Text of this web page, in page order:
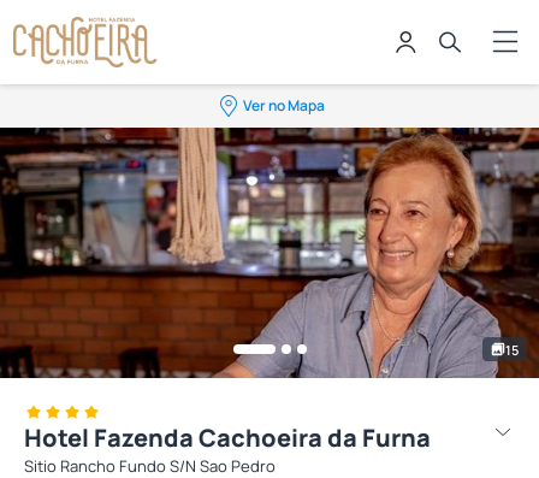
Ver no Mapa
15
Hotel Fazenda Cachoeira da Furna
Sitio Rancho Fundo S/N Sao Pedro